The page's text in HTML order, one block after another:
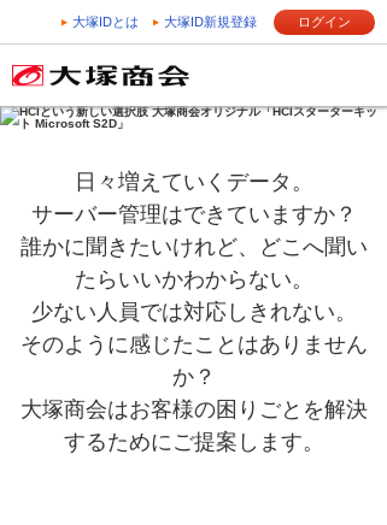
大塚IDとは 大塚ID新規登録 ログイン
日々増えていくデータ。
サーバー管理はできていますか？
誰かに聞きたいけれど、どこへ聞い
たらいいかわからない。
少ない人員では対応しきれない。
そのように感じたことはありません
か？
大塚商会はお客様の困りごとを解決
するためにご提案します。